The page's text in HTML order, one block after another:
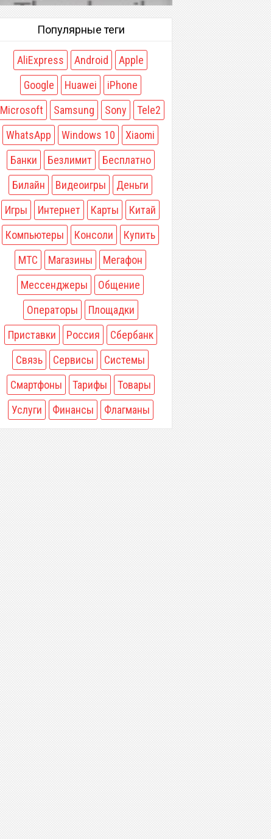
Популярные теги
AliExpress Android
Apple
Google
Huawei
iPhone
Microsoft
Samsung Sony
Tele2
WhatsApp
Windows 10
Xiaomi
Банки
Безлимит
Бесплатно
Билайн
Видеоигры
Деньги
Игры
Интернет Карты
Китай
Компьютеры
Консоли
Купить
МТС
Магазины
Мегафон
Мессенджеры
Общение
Операторы
Площадки
Приставки
Россия
Сбербанк
Связь
Сервисы
Системы
Смартфоны
Тарифы
Товары
Услуги
Финансы Флагманы